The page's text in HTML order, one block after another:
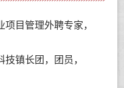
目管理外聘专家，
镇长团，团员，